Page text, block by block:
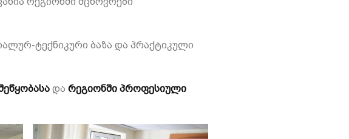
ტექნიკური ბაზა და პრაქტიკული
და რეგიონში პროფესიული